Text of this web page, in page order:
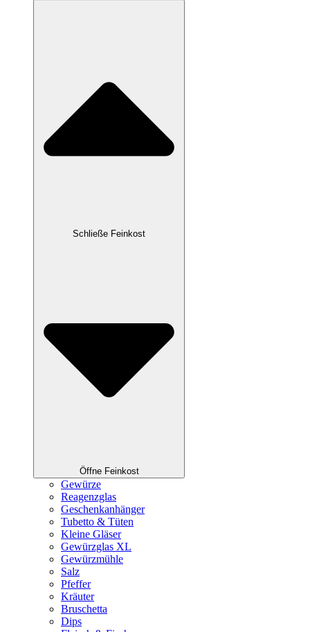
Schließe Feinkost
Öffne Feinkost
Gewürze
Reagenzglas
Geschenkanhänger
Tubetto & Tüten
Kleine Gläser
Gewürzglas XL
Gewürzmühle
Salz
Pfeffer
Kräuter
Bruschetta
Dips